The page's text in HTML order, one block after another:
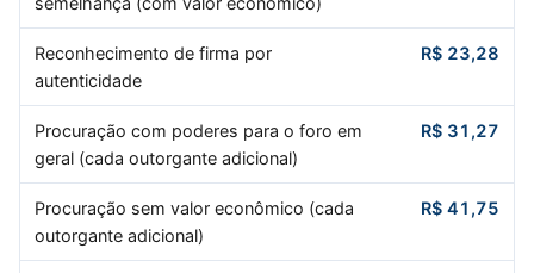
Reconhecimento de firma por
autenticidade
R$ 23,28
Procuração com poderes para o foro em
geral (cada outorgante adicional)
R$ 31,27
Procuração sem valor econômico (cada
outorgante adicional)
R$ 41,75